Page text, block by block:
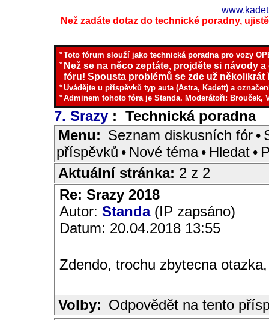
Než zadáte dotaz do technické poradny,
*Toto fórum slouží jako technická poradna pro vozy
* Než se na něco zeptáte, projděte si návody
fóru! Spousta problémů se zde už několikrát
*Uvádějte u příspěvků typ auta (Astra, Kadett) a
*Adminem tohoto fóra je Standa. Moderátoři: Brouček,
7. Srazy : Technická poradna
Menu: Seznam diskusních fór •
příspěvků • Nové téma • Hledat •
Aktuální stránka: 2 z 2
Re: Srazy 2018
Autor: Standa(IP zapsáno)
Datum: 20.04.2018 13:55
Zdendo, trochu zbytecna
Volby: Odpovědět na tento